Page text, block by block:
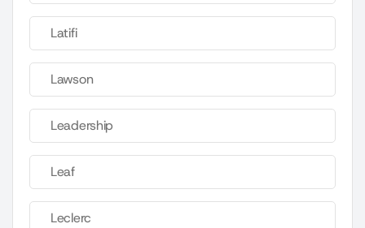
Latifi
Lawson
Leadership
Leaf
Leclerc